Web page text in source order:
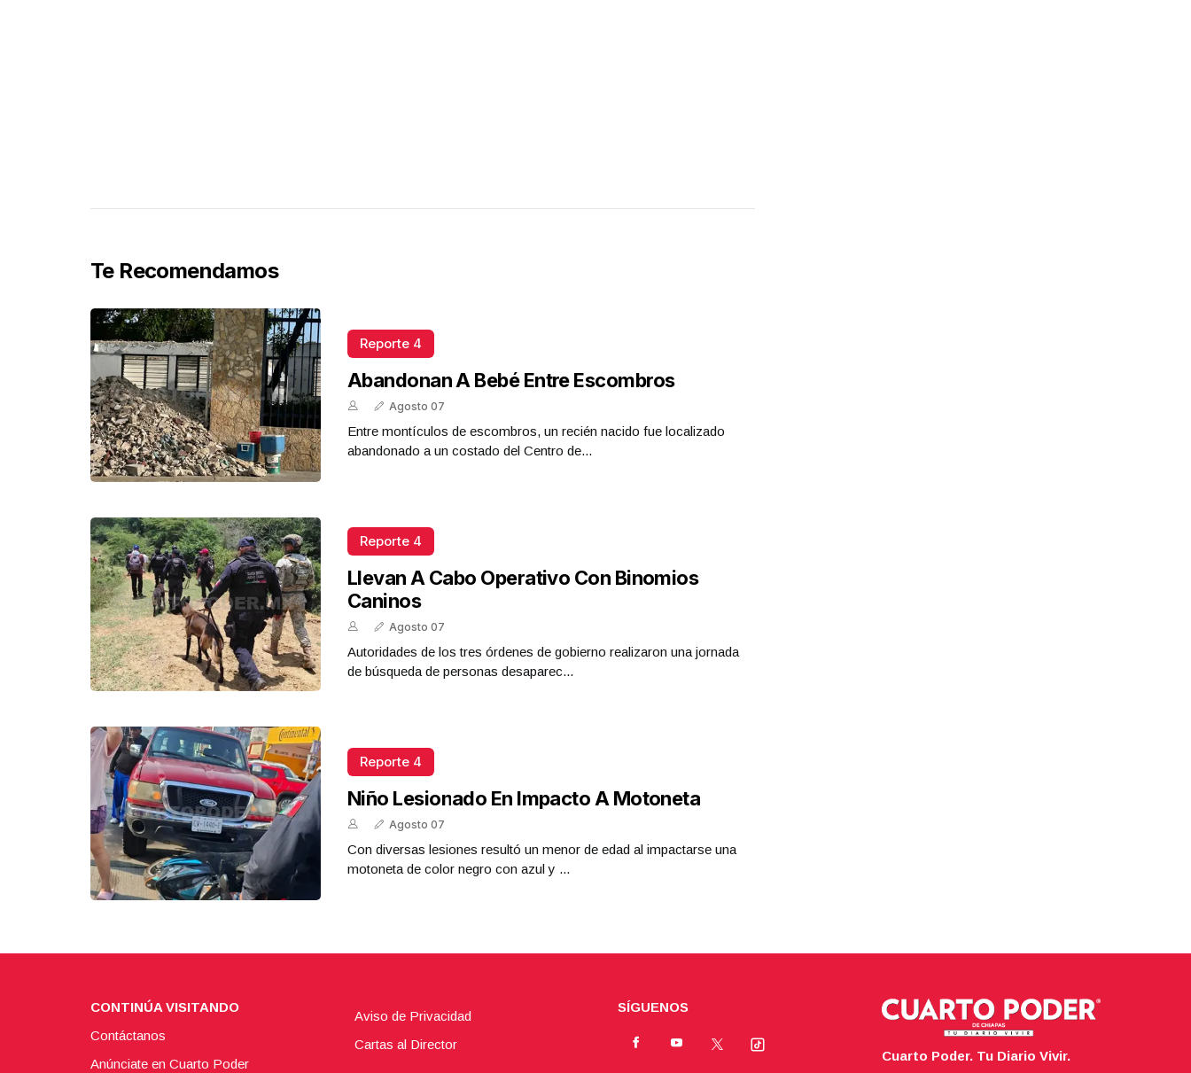
Te Recomendamos
Reporte 4
Abandonan A Bebé Entre Escombros
Agosto 07
Entre montículos de escombros, un recién nacido fue localizado
abandonado a un costado del Centro de...
Reporte 4
Llevan A Cabo Operativo Con Binomios
Caninos
Agosto 07
Autoridades de los tres órdenes de gobierno realizaron una jornada
de búsqueda de personas desaparec...
Reporte 4
Niño Lesionado En Impacto A Motoneta
Agosto 07
Con diversas lesiones resultó un menor de edad al impactarse una
motoneta de color negro con azul y ...
CONTINÚA VISITANDO
Contáctanos
Anúnciate en Cuarto Poder
Aviso de Privacidad
Cartas al Director
SÍGUENOS
Cuarto Poder. Tu Diario Vivir.